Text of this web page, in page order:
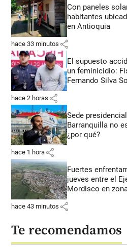
Con paneles
habitantes
en Antioquia
hace 33 minutos share
El supuesto
un feminicidio:
Fernando Silva
hace 2 horas share
Sede
Barranquilla no
¿por qué?
hace 1 hora share
Fuertes
jueves entre el
Mordisco en
hace 43 minutos share
Te recomendamos